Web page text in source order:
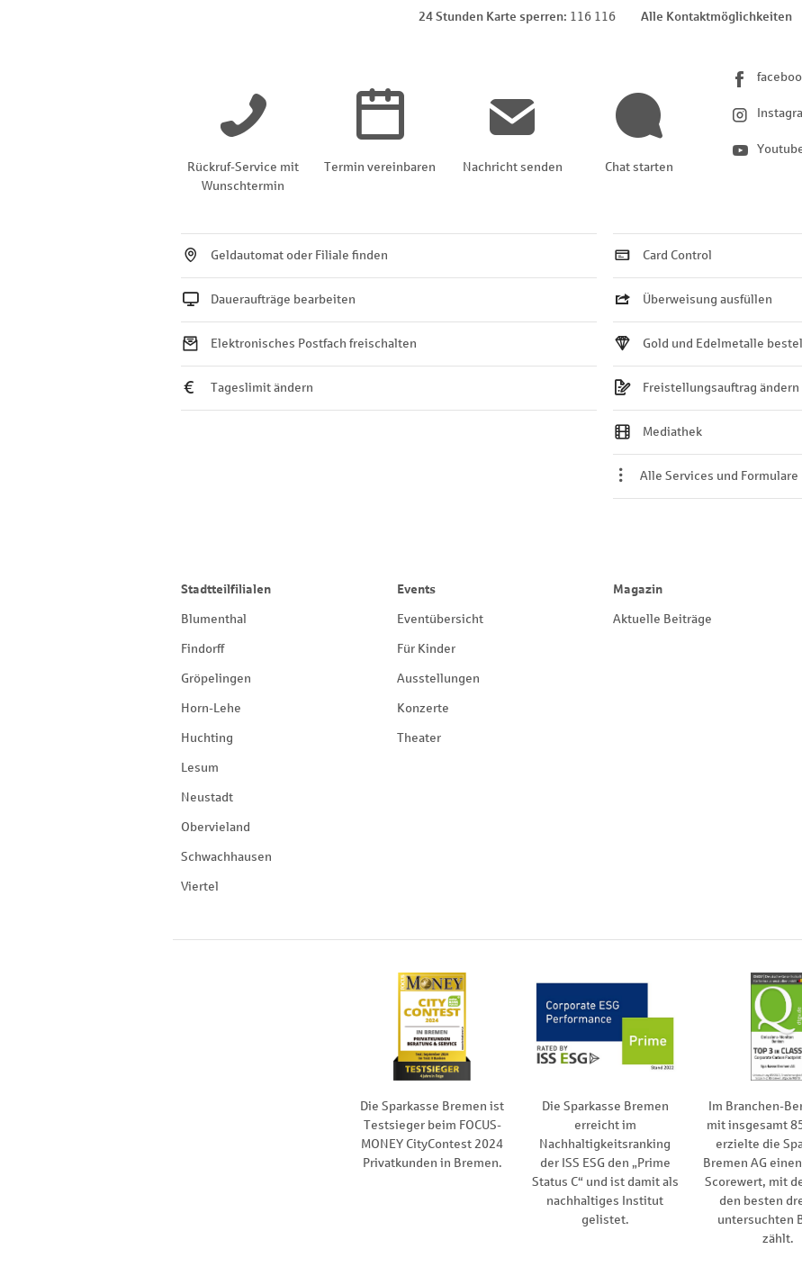
24 Stunden Karte sperren 116 116 Alle Kontaktmöglichkeiten
Rückruf-Service mit
Wunschtermin
Termin vereinbaren Nachricht senden Chat starten
Geldautomat oder Filiale finden
Daueraufträge bearbeiten
Elektronisches Postfach freischalten
Tageslimit ändern
Card Control
Überweisung ausfüllen
Gold und Edelmetalle
Freistellungsauftrag ändern
Mediathek
Alle Services und Formulare
Stadtteilfilialen
Blumenthal
Findorff
Gröpelingen
Horn-Lehe
Huchting
Lesum
Neustadt
Obervieland
Schwachhausen
Viertel
Events
Eventübersicht
Für Kinder
Ausstellungen
Konzerte
Theater
Magazin
Aktuelle Beiträge
Die Sparkasse Bremen ist
Testsieger beim FOCUS-
MONEY CityContest 2024
Privatkunden in Bremen.
Die Sparkasse Bremen
erreicht im
Nachhaltigkeitsranking
der ISS ESG den „Prime
Status C“ und ist damit als
nachhaltiges Institut
gelistet.
Im Branchen-
mit insgesamt
erzielte die
Bremen AG
Scorewert, mit
den besten
untersuchten
zählt.